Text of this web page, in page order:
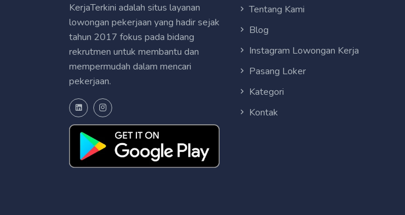
KerjaTerkini adalah situs layanan
lowongan pekerjaan yang hadir sejak
tahun 2017 fokus pada bidang
rekrutmen untuk membantu dan
mempermudah dalam mencari
pekerjaan.
Tentang Kami
Blog
Instagram Lowongan Kerja
Pasang Loker
Kategori
Kontak